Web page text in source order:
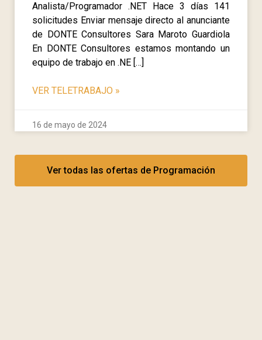
Analista/Programador .NET Hace 3 días 141
solicitudes Enviar mensaje directo al anunciante
de DONTE Consultores Sara Maroto Guardiola
En DONTE Consultores estamos montando un
equipo de trabajo en .NE […]
VER TELETRABAJO »
16 de mayo de 2024
Ver todas las ofertas de Programación